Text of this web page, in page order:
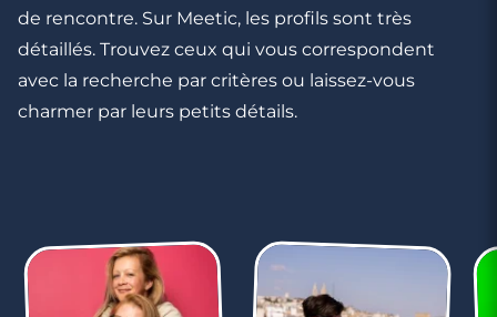
de rencontre. Sur Meetic, les profils sont très
détaillés. Trouvez ceux qui vous correspondent
avec la recherche par critères ou laissez-vous
charmer par leurs petits détails.